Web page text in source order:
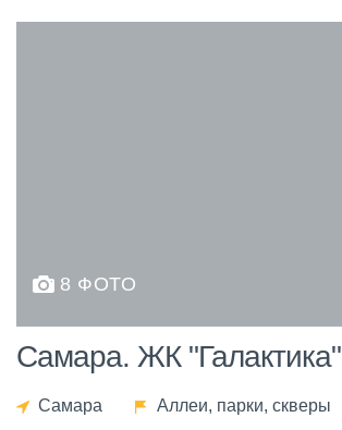
8 ФОТО
Самара. ЖК "Галактика"
Самара Аллеи, парки, скверы